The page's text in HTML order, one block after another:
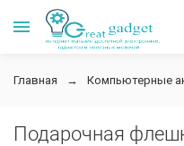
Главная Компьютерные
Подарочная